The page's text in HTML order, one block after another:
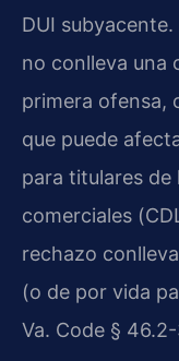
DUI
no conlleva una
primera ofensa,
que puede
para titulares de
comerciales (
rechazo
(o de por vida
Va. Code § 46.2-